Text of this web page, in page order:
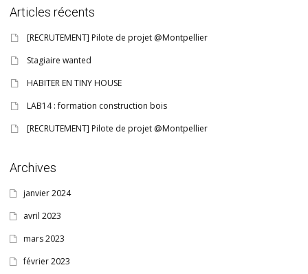
Articles récents
[RECRUTEMENT] Pilote de projet @Montpellier
Stagiaire wanted
HABITER EN TINY HOUSE
LAB14 : formation construction bois
[RECRUTEMENT] Pilote de projet @Montpellier
Archives
janvier 2024
avril 2023
mars 2023
février 2023